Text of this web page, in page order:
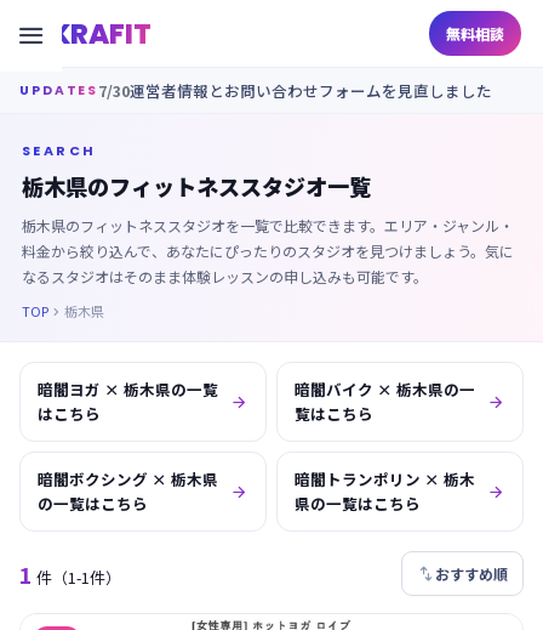
KRAFIT 無料相談

UPDATES 7/30運営者情報とお問い合わせフォームを見直しました
SEARCH
栃木県のフィットネススタジオ一覧
栃木県のフィットネススタジオを一覧で比較できます。エリア・ジャンル・
料金から絞り込んで、あなたにぴったりのスタジオを見つけましょう。気に
なるスタジオはそのまま体験レッスンの申し込みも可能です。
TOP  栃木県
暗闇ヨガ × 栃木県の一覧
はこちら

暗闇バイク × 栃木県の一
覧はこちら

暗闇ボクシング × 栃木県
の一覧はこちら

暗闇トランポリン × 栃木
県の一覧はこちら

1 件 （1-1件）  おすすめ順